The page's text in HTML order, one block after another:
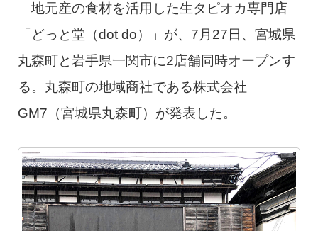
地元産の食材を活用した生タピオカ専門店
「どっと堂（dot do）」が、7月27日、宮城県
丸森町と岩手県一関市に2店舗同時オープンす
る。丸森町の地域商社である株式会社
GM7（宮城県丸森町）が発表した。